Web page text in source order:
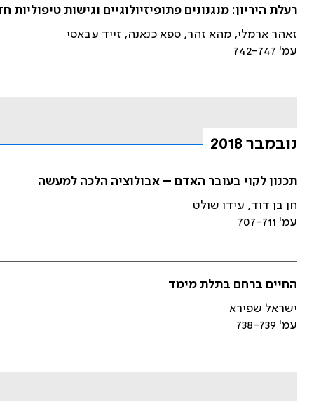
רעלת היריון: מנגנונים פתופיזיולוגיים וגישות טיפוליות
זאהר ארמלי, מהא זהר, ספא כנאנה, זייד עבאסי
עמ' 742-747
נובמבר 2018
תכנון לקוי בעובר האדם – אבולוציה הלכה למעשה
חן בן דוד, עידו שולט
עמ' 707-711
החיים ברחם בתלת מימד
ישראל שפירא
עמ' 738-739